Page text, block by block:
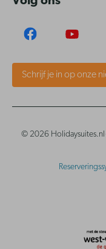
Schrijf je in op onze
© 2026 Holidaysuites.nl